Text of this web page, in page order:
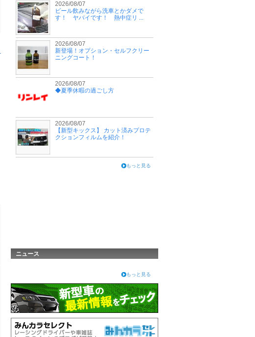
2026/08/07
ビール飲みながら洗車とかダメで
す！ ヤバイです！ 熱中症リ ...
2026/08/07
新登場！オプション・セルフクリー
ニングコート！
2026/08/07
◆夏季休暇の過ごし方
2026/08/07
【新型キックス】 カット済みプロテ
クションフィルムを紹介！
もっと見る
ニュース
もっと見る